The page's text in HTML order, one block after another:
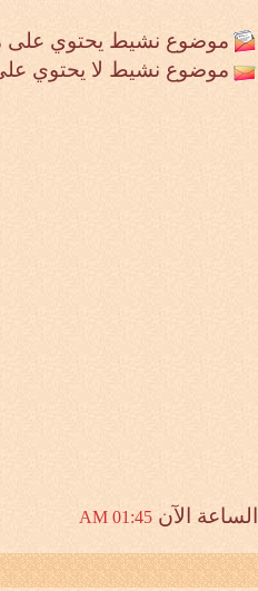
موضوع نشيط يحتوي على
موضوع نشيط لا يحتوي
الساعة الآن01:45 AM